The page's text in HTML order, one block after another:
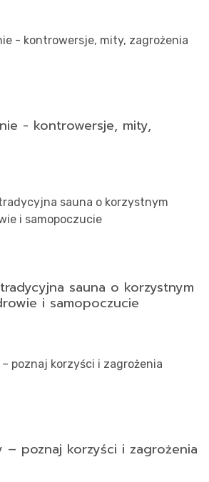
- kontrowersje, mity,
sauna o korzystnym
i samopoczucie
– poznaj korzyści i zagrożenia